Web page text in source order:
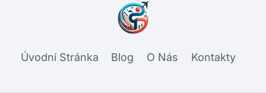
Úvodní Stránka Blog O Nás Kontakty